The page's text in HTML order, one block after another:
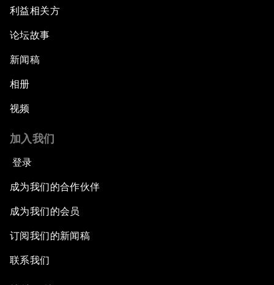
利益相关方
论坛故事
新闻稿
相册
视频
加入我们
登录
成为我们的合作伙伴
成为我们的会员
订阅我们的新闻稿
联系我们